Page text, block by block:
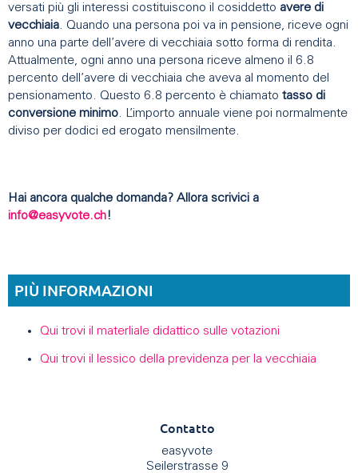
versati più gli interessi costituiscono il cosiddetto avere di
vecchiaia. Quando una persona poi va in pensione, riceve ogni
anno una parte dell’avere di vecchiaia sotto forma di rendita.
Attualmente, ogni anno una persona riceve almeno il 6.8
percento dell’avere di vecchiaia che aveva al momento del
pensionamento. Questo 6.8 percento è chiamato tasso di
conversione minimo. L’importo annuale viene poi normalmente
diviso per dodici ed erogato mensilmente.
Hai ancora qualche domanda? Allora scrivici a
info@easyvote.ch!
PIÙ INFORMAZIONI
Qui trovi il materliale didattico sulle votazioni
Qui trovi il lessico della previdenza per la vecchiaia
Contatto
easyvote
Seilerstrasse 9